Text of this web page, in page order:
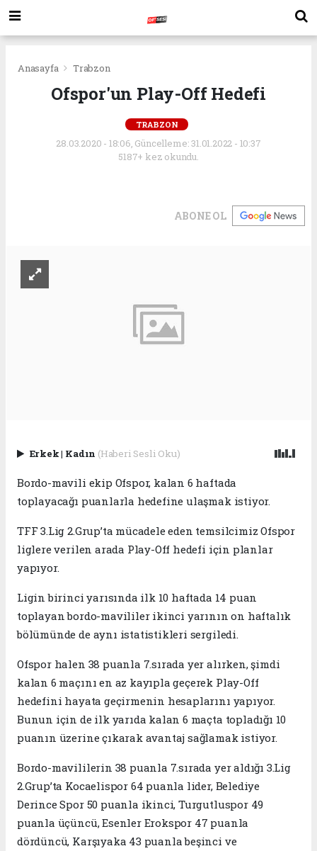
Anasayfa Trabzon
Ofspor'un Play-Off Hedefi
TRABZON
28.03.2020 - 18:06, Güncelleme: 31.01.2022 - 10:37
5187+ kez okundu.
ABONE OL
Erkek| Kadın (Haberi Sesli Oku)
Bordo-mavili ekip Ofspor, kalan 6 haftada
toplayacağı puanlarla hedefine ulaşmak istiyor.
TFF 3.Lig 2.Grup’ta mücadele eden temsilcimiz Ofspor
liglere verilen arada Play-Off hedefi için planlar
yapıyor.
Ligin birinci yarısında ilk 10 haftada 14 puan
toplayan bordo-mavililer ikinci yarının on haftalık
bölümünde de aynı istatistikleri sergiledi.
Ofspor halen 38 puanla 7.sırada yer alırken, şimdi
kalan 6 maçını en az kayıpla geçerek Play-Off
hedefini hayata geçirmenin hesaplarını yapıyor.
Bunun için de ilk yarıda kalan 6 maçta topladığı 10
puanın üzerine çıkarak avantaj sağlamak istiyor.
Bordo-mavililerin 38 puanla 7.sırada yer aldığı 3.Lig
2.Grup’ta Kocaelispor 64 puanla lider, Belediye
Derince Spor 50 puanla ikinci, Turgutluspor 49
puanla üçüncü, Esenler Erokspor 47 puanla
dördüncü, Karşıyaka 43 puanla beşinci ve